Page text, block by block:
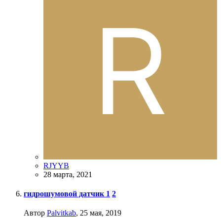
RJYYB
28 марта, 2021
гидрошумовой датчик 1 2
Автор Palvitkab, 25 мая, 2019